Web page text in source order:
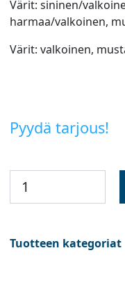
Värit: sininen/
harmaa/valkoinen,
Värit: valkoinen,
Pyydä tarjous!
Tuotteen kategoriat